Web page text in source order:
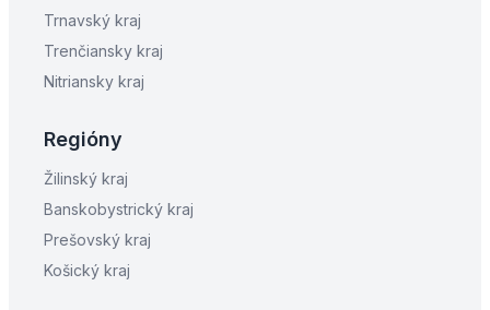
Trnavský kraj
Trenčiansky kraj
Nitriansky kraj
Regióny
Žilinský kraj
Banskobystrický kraj
Prešovský kraj
Košický kraj